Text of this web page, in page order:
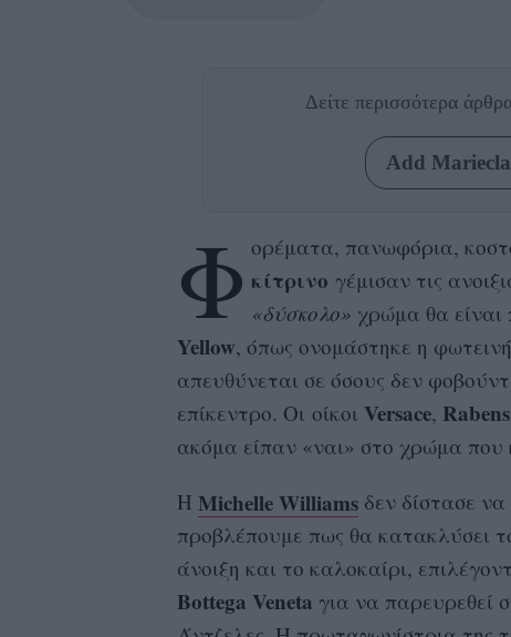
Δείτε περισσότερα
Add
Φ ορέματα, πανωφόρια,
κίτρινο γέμισαν τις
«δύσκολο» χρώμα θα
Yellow, όπως ονομάστηκε η
απευθύνεται σε όσους δεν
επίκεντρο. Οι οίκοι Versace, Rabens
ακόμα είπαν «ναι» στο χρώμα που
Η Michelle Williamsδεν δίστασε
προβλέπουμε πως θα κατακλύσει
άνοιξη και το καλοκαίρι,
Bottega Veneta για να παρευρεθεί